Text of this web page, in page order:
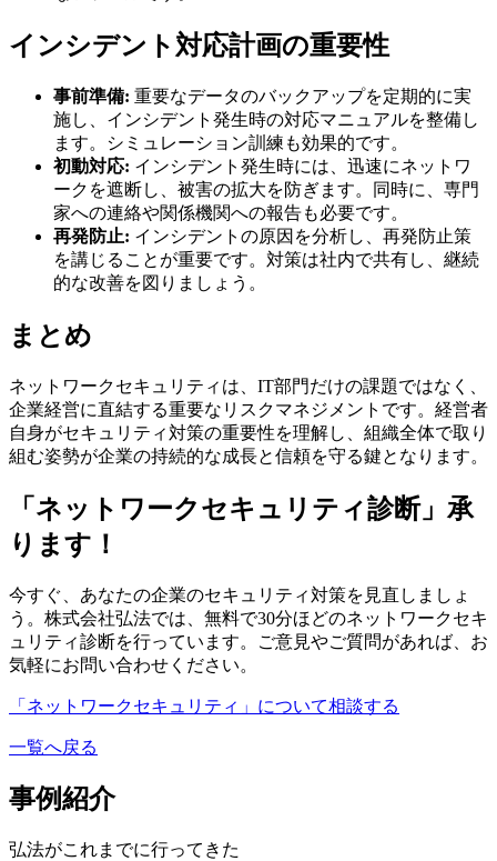
インシデント対応計画の重要性
事前準備: 重要なデータのバックアップを定期的に実
施し、インシデント発生時の対応マニュアルを整備し
ます。シミュレーション訓練も効果的です。
初動対応: インシデント発生時には、迅速にネットワ
ークを遮断し、被害の拡大を防ぎます。同時に、専門
家への連絡や関係機関への報告も必要です。
再発防止: インシデントの原因を分析し、再発防止策
を講じることが重要です。対策は社内で共有し、継続
的な改善を図りましょう。
まとめ
ネットワークセキュリティは、IT部門だけの課題ではなく、
企業経営に直結する重要なリスクマネジメントです。経営者
自身がセキュリティ対策の重要性を理解し、組織全体で取り
組む姿勢が企業の持続的な成長と信頼を守る鍵となります。
「ネットワークセキュリティ診断」承
ります！
今すぐ、あなたの企業のセキュリティ対策を見直しましょ
う。株式会社弘法では、無料で30分ほどのネットワークセキ
ュリティ診断を行っています。ご意見やご質問があれば、お
気軽にお問い合わせください。
「ネットワークセキュリティ」について相談する
一覧へ戻る
事例紹介
弘法がこれまでに行ってきた